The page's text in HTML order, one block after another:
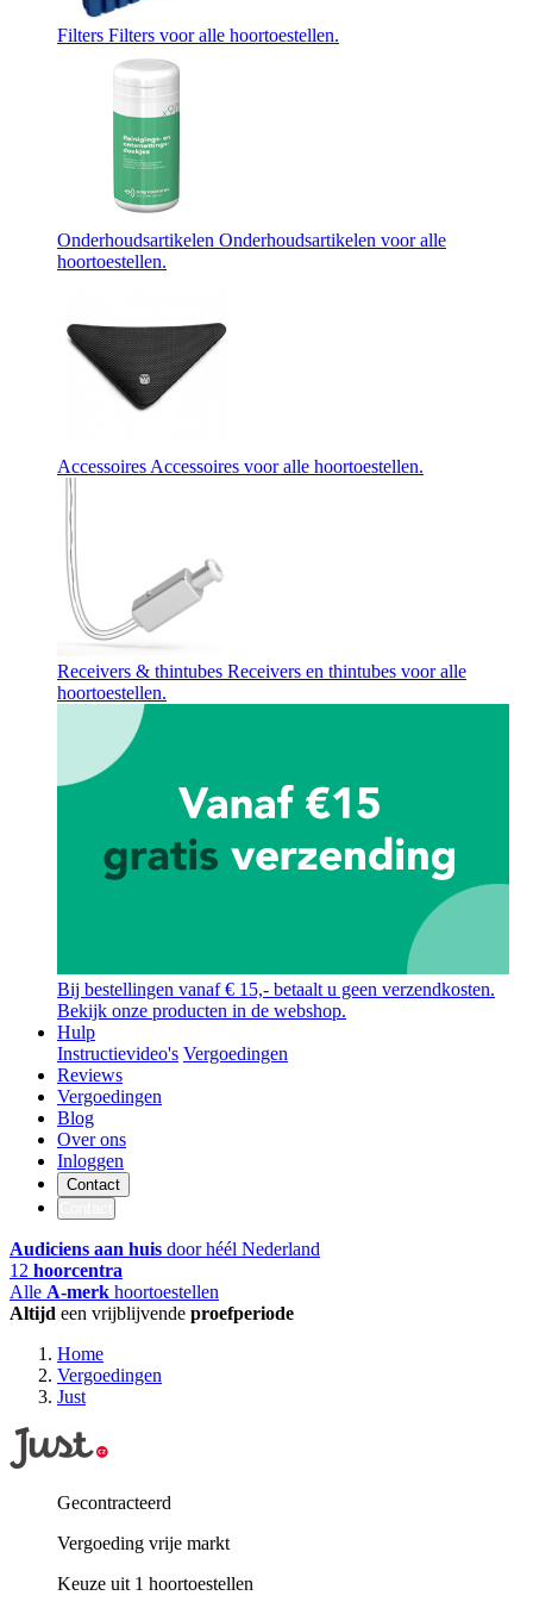
Filters Filters voor alle hoortoestellen.
Onderhoudsartikelen Onderhoudsartikelen voor alle
hoortoestellen.
AccessoiresAccessoires voor alle hoortoestellen.
Receivers & thintubes Receivers en thintubes voor alle
hoortoestellen.
Bij bestellingen vanaf € 15,- betaalt u geen verzendkosten.
Bekijk onze producten in de webshop.
Hulp
Instructievideo's Vergoedingen
Reviews
Vergoedingen
Blog
Over ons
Inloggen
Contact
Audiciens aan huis door héél Nederland
12 hoorcentra
Alle A-merk hoortoestellen
Altijd een vrijblijvende proefperiode
Home
Vergoedingen
Just
Gecontracteerd
Vergoeding vrije markt
Keuze uit 1 hoortoestellen